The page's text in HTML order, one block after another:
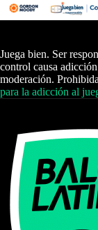
Juega bien. Ser
control causa
moderación.
para la adicción al